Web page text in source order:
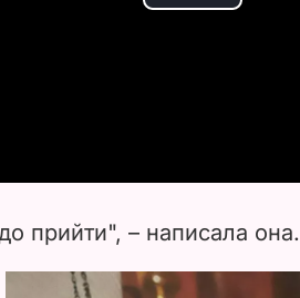
P
прийти", – написала она.